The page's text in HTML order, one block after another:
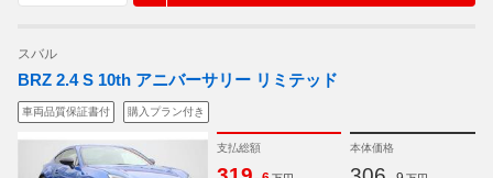
スバル
BRZ 2.4 S 10th アニバーサリー リミテッド
車両品質保証書付 購入プラン付き
支払総額 本体価格